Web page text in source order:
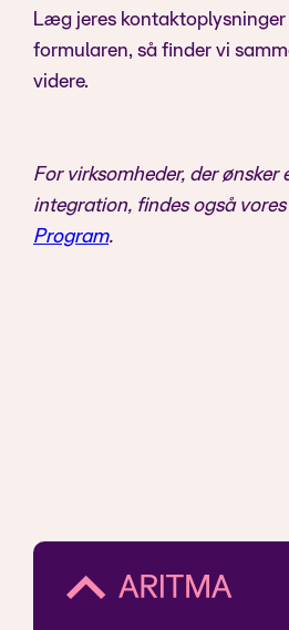
Læg jeres kontaktoplysninger
formularen, så finder vi
videre.
For virksomheder, der ønsker
integration, findes også vores
Program.